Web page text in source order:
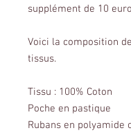
supplément de 10
Voici la composition
tissus.
Tissu : 100% Coton
Poche en pastique
Rubans en polyamide